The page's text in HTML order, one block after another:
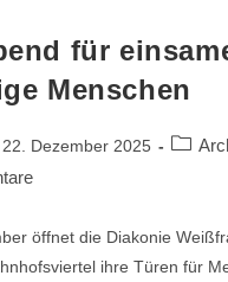
für
Menschen
22. Dezember 2025
öffnet die Diakonie
ihre Türen für